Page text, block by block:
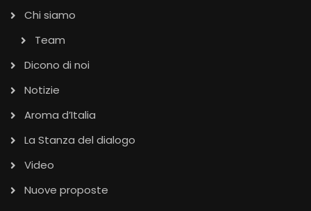
Chi siamo
Team
Dicono di noi
Notizie
Aroma d’Italia
La Stanza del dialogo
Video
Nuove proposte